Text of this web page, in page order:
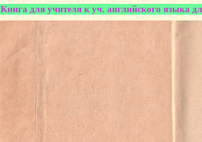
Книга для учителя к уч. английского языка